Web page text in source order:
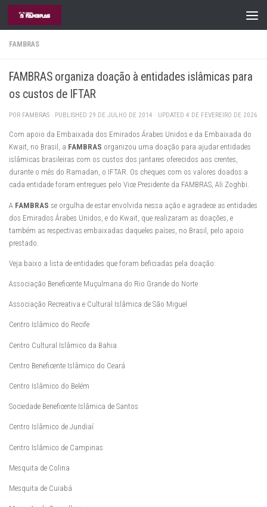
Skip to content
FAMBRAS
FAMBRAS organiza doação à entidades islâmicas para
os custos de IFTAR
POR FAMBRAS · PUBLISHED 29 DE JULHO DE 2014 · UPDATED 4 DE FEVEREIRO DE 2026
Com apoio da Embaixada dos Emirados Árabes Unidos e da Embaixada do
Kwait, no Brasil, a FAMBRAS organizou uma doação para ajudar entidades
islâmicas brasileiras com os custos dos jantares oferecidos aos crentes,
durante o mês do Ramadan, o IFTAR. Os cheques com os valores doados a
cada entidade foram entregues pelo Vice Presidente da FAMBRAS, Ali Zoghbi.
A FAMBRAS se orgulha de estar envolvida nessa ação e agradece as entidades
dos Emirados Árabes Unidos, e do Kwait, que realizaram as doações, e
também as respectivas embaixadas daqueles países, no Brasil, pelo apoio
prestado.
Veja baixo a lista de entidades que foram beficiadas pela doação:
Associação Beneficente Muçulmana do Rio Grande do Norte
Associação Recreativa e Cultural Islâmica de São Miguel
Centro Islâmico do Recife
Centro Cultural Islâmico da Bahia
Centro Beneficente Islâmico do Ceará
Centro Islâmico do Belém
Sociedade Beneficente Islâmica de Santos
Centro Islâmico de Jundiaí
Centro Islâmico de Campinas
Mesquita de Colina
Mesquita de Cuiabá